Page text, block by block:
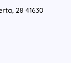
28 41630